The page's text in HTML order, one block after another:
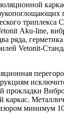
триплекса
Aku-line,
ряда,
Vetonit-
прокладки
каркас.
минимум